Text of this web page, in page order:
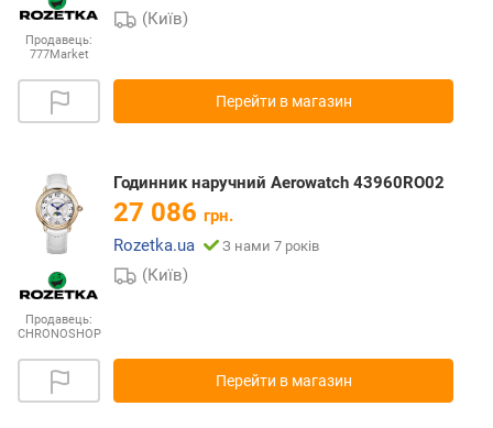
Продавець:
777Market
(Київ)
Перейти в магазин
Продавець:
CHRONOSHOP
Годинник наручний Aerowatch 43960RO02
27 086 грн.
Rozetka.ua
З нами 7 років
(Київ)
Перейти в магазин